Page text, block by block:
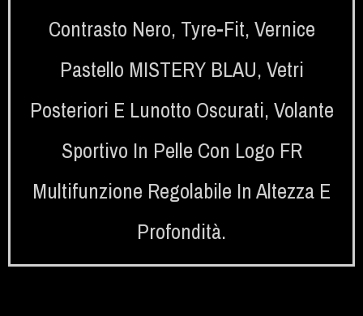
Contrasto Nero, Tyre-Fit, Vernice
Pastello MISTERY BLAU, Vetri
Posteriori E Lunotto Oscurati, Volante
Sportivo In Pelle Con Logo FR
Multifunzione Regolabile In Altezza E
Profondità.